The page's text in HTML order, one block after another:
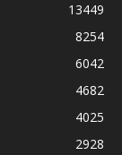
13449
8254
6042
4682
4025
2928